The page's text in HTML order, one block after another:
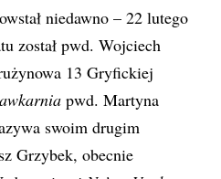
niedawno – 22 lutego
został pwd. Wojciech
13 Gryfickiej
pwd. Martyna
swoim drugim
Grzybek, obecnie